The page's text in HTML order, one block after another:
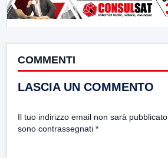
COMMENTI
LASCIA UN COMMENTO
Il tuo indirizzo email non sarà pubblicato.
sono contrassegnati *